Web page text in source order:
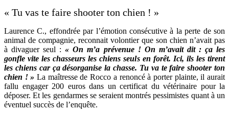
« Tu vas te faire shooter ton chien ! »
Laurence C., effondrée par l’émotion consécutive à la perte de son
animal de compagnie, reconnait volontier que son chien n’avait pas
à divaguer seul :« On m’a prévenue ! On m’avait dit : ça les
gonfle vite les chasseurs les chiens seuls en forêt. Ici, ils les tirent
les chiens car ça désorganise la chasse. Tu va te faire shooter ton
chien ! »La maîtresse de Rocco a renoncé à porter plainte, il aurait
fallu engager 200 euros dans un certificat du vétérinaire pour la
déposer. Et les gendarmes se seraient montrés pessimistes quant à un
éventuel succès de l’enquête.